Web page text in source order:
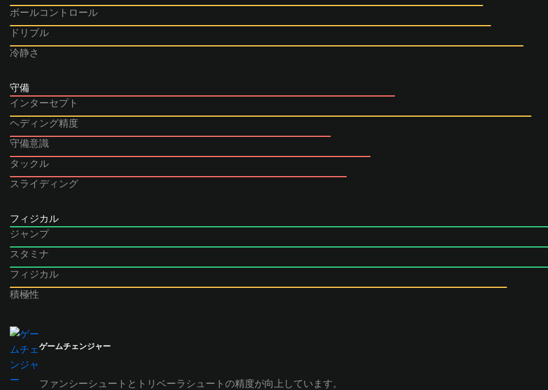
ボールコントロール
ドリブル
冷静さ
守備
インターセプト
ヘディング精度
守備意識
タックル
スライディング
フィジカル
ジャンプ
スタミナ
フィジカル
積極性
ゲームチェンジャー
ファンシーシュートとトリベーラシュートの精度が向上しています。